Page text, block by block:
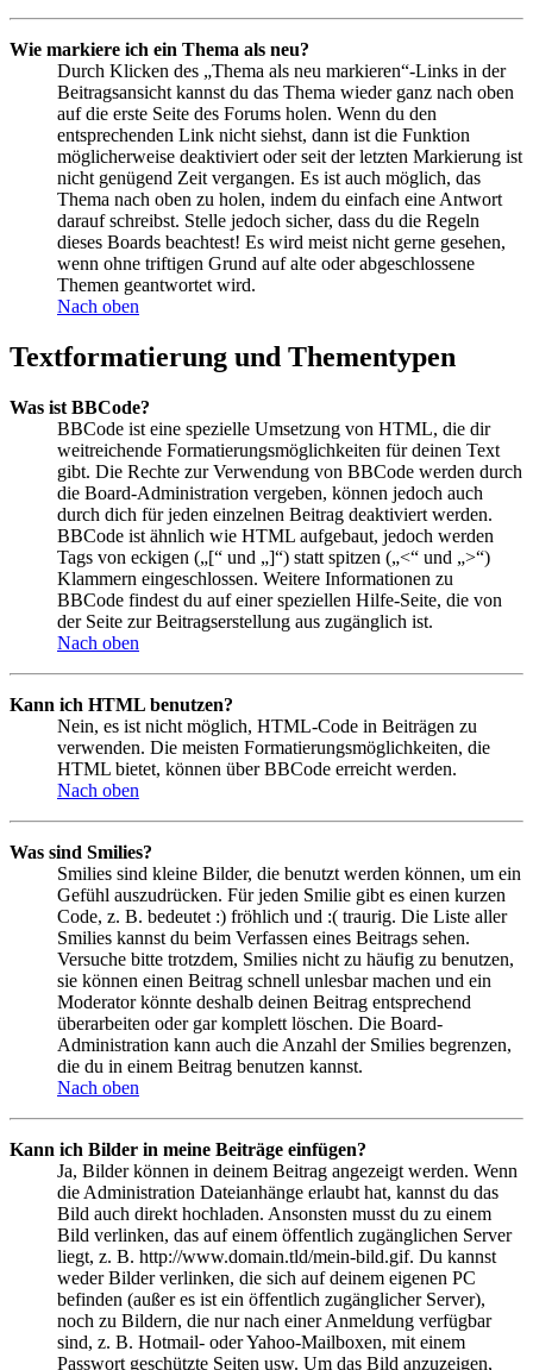
Wie markiere ich ein Thema als neu?
Durch Klicken des „Thema als neu markieren“-Links in der
Beitragsansicht kannst du das Thema wieder ganz nach oben
auf die erste Seite des Forums holen. Wenn du den
entsprechenden Link nicht siehst, dann ist die Funktion
möglicherweise deaktiviert oder seit der letzten Markierung ist
nicht genügend Zeit vergangen. Es ist auch möglich, das
Thema nach oben zu holen, indem du einfach eine Antwort
darauf schreibst. Stelle jedoch sicher, dass du die Regeln
dieses Boards beachtest! Es wird meist nicht gerne gesehen,
wenn ohne triftigen Grund auf alte oder abgeschlossene
Themen geantwortet wird.
Nach oben
Textformatierung und Thementypen
Was ist BBCode?
BBCode ist eine spezielle Umsetzung von HTML, die dir
weitreichende Formatierungsmöglichkeiten für deinen Text
gibt. Die Rechte zur Verwendung von BBCode werden durch
die Board-Administration vergeben, können jedoch auch
durch dich für jeden einzelnen Beitrag deaktiviert werden.
BBCode ist ähnlich wie HTML aufgebaut, jedoch werden
Tags von eckigen („[“ und „]“) statt spitzen („<“ und „>“)
Klammern eingeschlossen. Weitere Informationen zu
BBCode findest du auf einer speziellen Hilfe-Seite, die von
der Seite zur Beitragserstellung aus zugänglich ist.
Nach oben
Kann ich HTML benutzen?
Nein, es ist nicht möglich, HTML-Code in Beiträgen zu
verwenden. Die meisten Formatierungsmöglichkeiten, die
HTML bietet, können über BBCode erreicht werden.
Nach oben
Was sind Smilies?
Smilies sind kleine Bilder, die benutzt werden können, um ein
Gefühl auszudrücken. Für jeden Smilie gibt es einen kurzen
Code, z. B. bedeutet :) fröhlich und :( traurig. Die Liste aller
Smilies kannst du beim Verfassen eines Beitrags sehen.
Versuche bitte trotzdem, Smilies nicht zu häufig zu benutzen,
sie können einen Beitrag schnell unlesbar machen und ein
Moderator könnte deshalb deinen Beitrag entsprechend
überarbeiten oder gar komplett löschen. Die Board-
Administration kann auch die Anzahl der Smilies begrenzen,
die du in einem Beitrag benutzen kannst.
Nach oben
Kann ich Bilder in meine Beiträge einfügen?
Ja, Bilder können in deinem Beitrag angezeigt werden. Wenn
die Administration Dateianhänge erlaubt hat, kannst du das
Bild auch direkt hochladen. Ansonsten musst du zu einem
Bild verlinken, das auf einem öffentlich zugänglichen Server
liegt, z. B. http://www.domain.tld/mein-bild.gif. Du kannst
weder Bilder verlinken, die sich auf deinem eigenen PC
befinden (außer es ist ein öffentlich zugänglicher Server),
noch zu Bildern, die nur nach einer Anmeldung verfügbar
sind, z. B. Hotmail- oder Yahoo-Mailboxen, mit einem
Passwort geschützte Seiten usw. Um das Bild anzuzeigen,